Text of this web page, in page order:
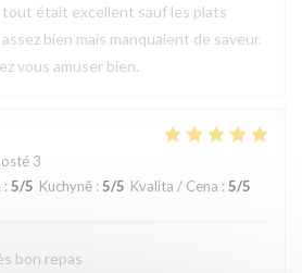
tout était excellent sauf les plats
bien mais manquaient de saveur.
vous amuser bien.
3
:5/5 Kuchyně :5/5 Kvalita / Cena : 5/5
bon repas